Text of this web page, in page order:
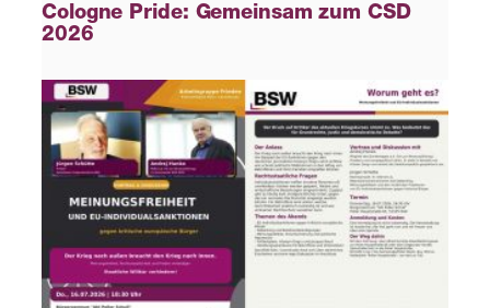
Cologne Pride: Gemeinsam zum CSD
2026